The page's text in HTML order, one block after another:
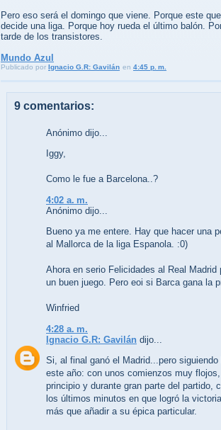
Pero eso será el domingo que viene. Porque este
decide una liga. Porque hoy rueda el último balón.
tarde de los transistores.
Mundo Azul
Publicado por Ignacio G.R: Gavilán en 4:45 p. m.
9 comentarios:
Anónimo dijo...
Iggy,
Como le fue a Barcelona..?
4:02 a. m.
Anónimo dijo...
Bueno ya me entere. Hay que hacer una
al Mallorca de la liga Espanola. :0)
Ahora en serio Felicidades al Real Madrid
un buen juego. Pero eoi si Barca gana la
Winfried
4:28 a. m.
Ignacio G.R: Gavilán dijo...
Si, al final ganó el Madrid...pero siguiendo
este año: con unos comienzos muy
principio y durante gran parte del partido,
los últimos minutos en que logró la
más que añadir a su épica particular.